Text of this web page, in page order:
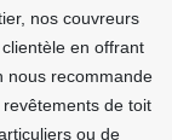
nos couvreurs
en offrant
nous recommande
de toit
ou de